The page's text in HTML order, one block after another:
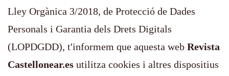
Lley Orgànica 3/2018, de Protecció de Dades
Personals i Garantia dels Drets Digitals
(LOPDGDD), t'informem que aquesta web Revista
Castellonear.es utilitza cookies i altres dispositius